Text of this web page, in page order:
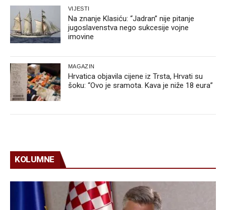
VIJESTI
Na znanje Klasiću: “Jadran” nije pitanje
jugoslavenstva nego sukcesije vojne
imovine
MAGAZIN
Hrvatica objavila cijene iz Trsta, Hrvati su
šoku: “Ovo je sramota. Kava je niže 18 eura”
KOLUMNE